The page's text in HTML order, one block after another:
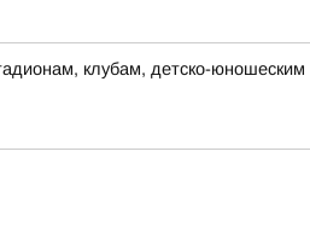
клубам, детско-